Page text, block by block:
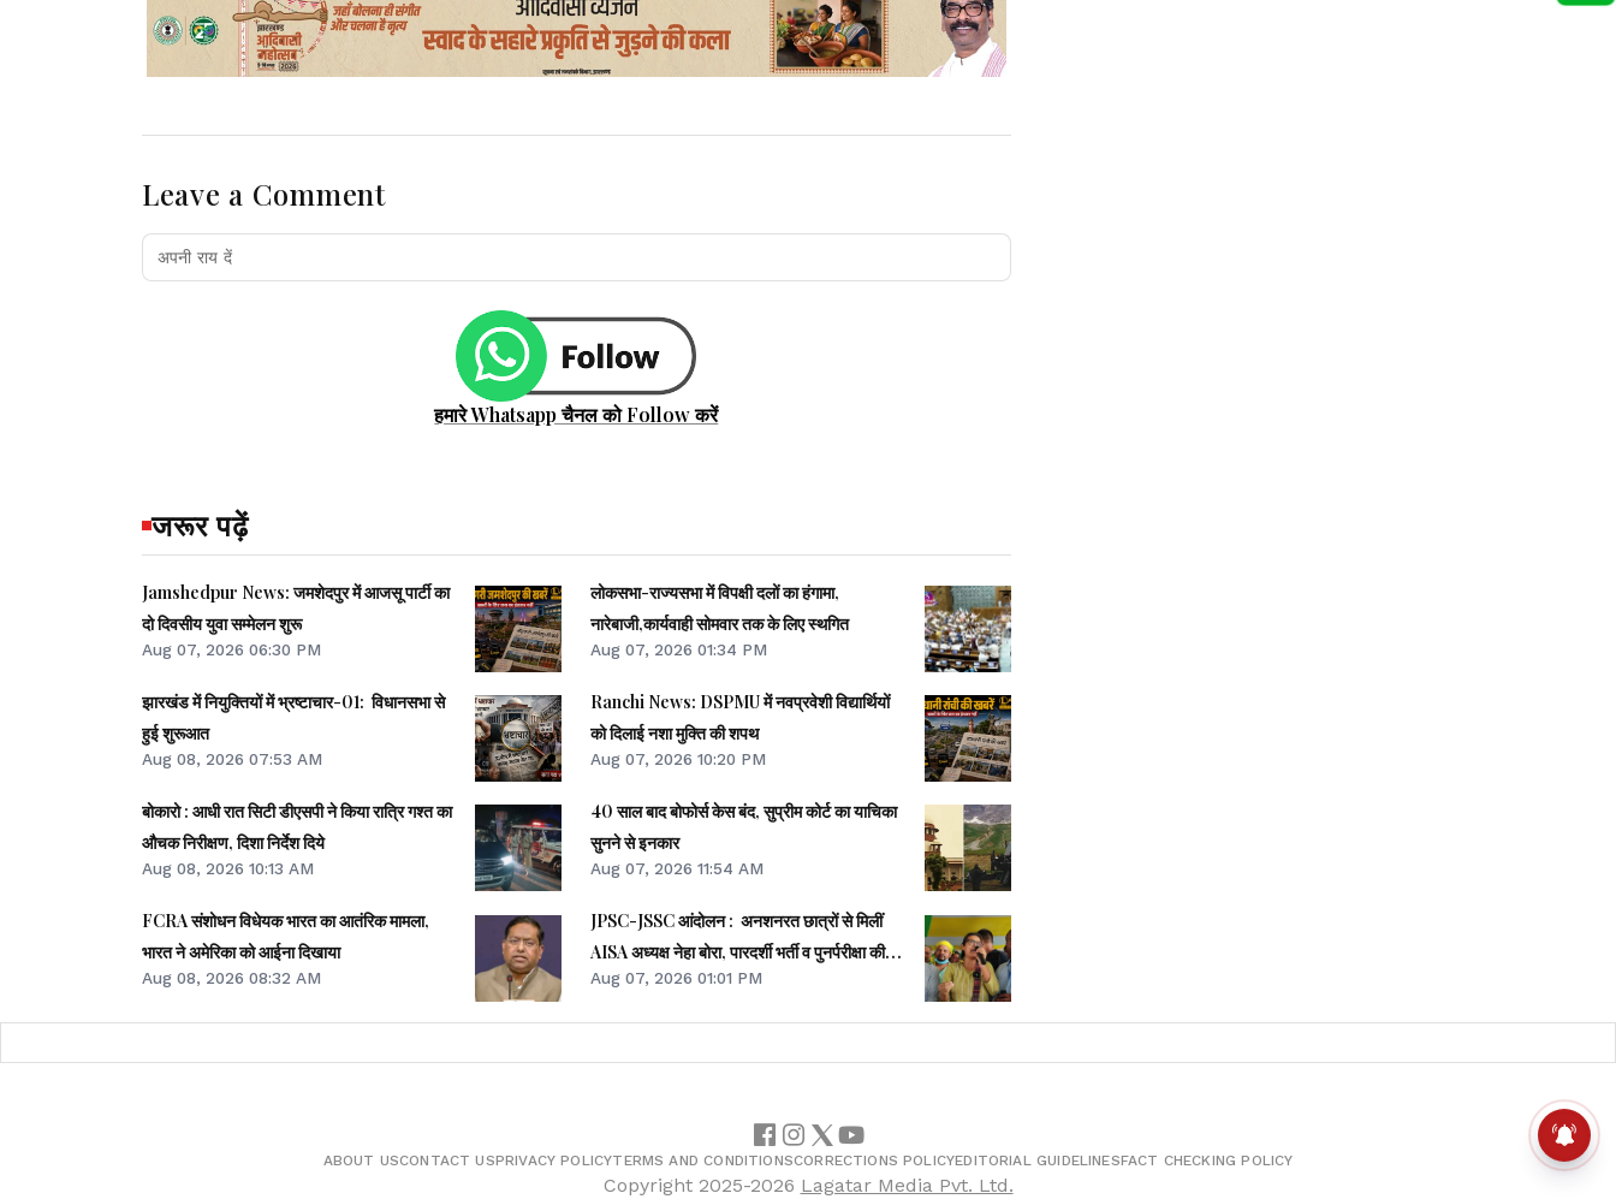
Leave a Comment
हमारे Whatsapp चैनल को Follow करें
जरूर पढ़ें
Jamshedpur News: जमशेदपुर में आजसू पार्टी का
दो दिवसीय युवा सम्मेलन शुरू
Aug 07, 2026 06:30 PM
झारखंड में नियुक्तियों में भ्रष्टाचार-01: विधानसभा से
हुई शुरूआत
Aug 08, 2026 07:53 AM
बोकारो : आधी रात सिटी डीएसपी ने किया रात्रि गश्त का
औचक निरीक्षण, दिशा निर्देश दिये
Aug 08, 2026 10:13 AM
FCRA संशोधन विधेयक भारत का आतंरिक मामला,
भारत ने अमेरिका को आईना दिखाया
Aug 08, 2026 08:32 AM
लोकसभा-राज्यसभा में विपक्षी दलों का हंगामा,
नारेबाजी,कार्यवाही सोमवार तक के लिए स्थगित
Aug 07, 2026 01:34 PM
Ranchi News: DSPMU में नवप्रवेशी विद्यार्थियों
को दिलाई नशा मुक्ति की शपथ
Aug 07, 2026 10:20 PM
40 साल बाद बोफोर्स केस बंद, सुप्रीम कोर्ट का याचिका
सुनने से इनकार
Aug 07, 2026 11:54 AM
JPSC-JSSC आंदोलन : अनशनरत छात्रों से मिलीं
AISA अध्यक्ष नेहा बोरा, पारदर्शी भर्ती व पुनर्परीक्षा की
मांग उठाई
Aug 07, 2026 01:01 PM
ABOUT USCONTACT USPRIVACY POLICYTERMS AND CONDITIONSCORRECTIONS POLICYEDITORIAL GUIDELINESFACT CHECKING POLICY
Copyright 2025-2026 Lagatar Media Pvt. Ltd.